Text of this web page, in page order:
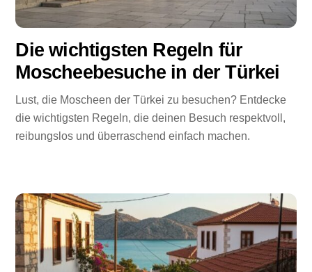
Die wichtigsten Regeln für
Moscheebesuche in der Türkei
Lust, die Moscheen der Türkei zu besuchen? Entdecke
die wichtigsten Regeln, die deinen Besuch respektvoll,
reibungslos und überraschend einfach machen.